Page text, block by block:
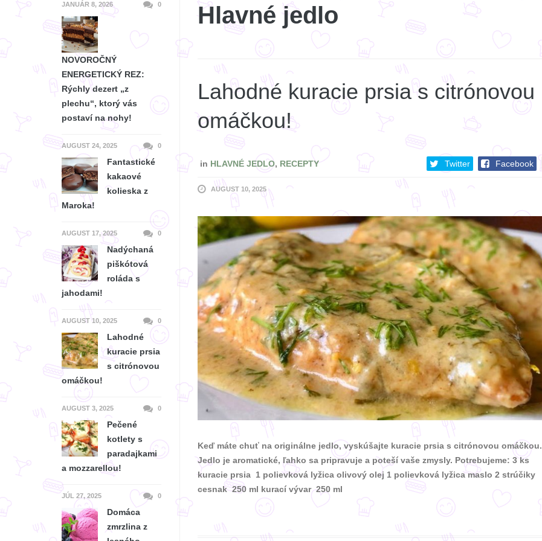
Hlavné jedlo
Lahodné kuracie prsia s citrónovou
omáčkou!
in HLAVNÉ JEDLO, RECEPTY Twitter Facebook
AUGUST 10, 2025
Keď máte chuť na originálne jedlo, vyskúšajte kuracie prsia s citrónovou omáčkou.
Jedlo je aromatické, ľahko sa pripravuje a poteší vaše zmysly. Potrebujeme: 3 ks
kuracie prsia 1 polievková lyžica olivový olej 1 polievková lyžica maslo 2 strúčiky
cesnak 250 ml kurací vývar 250 ml
JANUÁR 8, 2026 0
NOVOROČNÝ
ENERGETICKÝ REZ:
Rýchly dezert „z
plechu“, ktorý vás
postaví na nohy!
AUGUST 24, 2025 0
Fantastické
kakaové
kolieska z
Maroka!
AUGUST 17, 2025 0
Nadýchaná
piškótová
roláda s
jahodami!
AUGUST 10, 2025 0
Lahodné
kuracie prsia
s citrónovou
omáčkou!
AUGUST 3, 2025 0
Pečené
kotlety s
paradajkami
a mozzarellou!
JÚL 27, 2025 0
Domáca
zmrzlina z